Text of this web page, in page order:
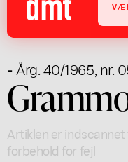
- Årg. 40/1965, nr.
Artiklen er
forbehold for fejl